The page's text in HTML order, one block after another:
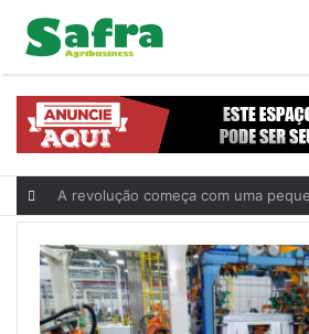
A revolução começa com uma